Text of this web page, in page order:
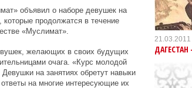
объявил о наборе девушек на
продолжатся в течение
«Муслимат».
желающих в своих будущих
очага. «Курс молодой
на занятиях обретут навыки
на многие интересующие их
21.03.2011
ДАГЕСТАН